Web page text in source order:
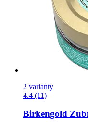
2 varianty
4.4 (11)
Birkengold